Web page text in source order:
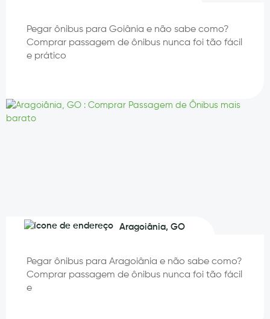
Pegar ônibus para Goiânia e não sabe como?
Comprar passagem de ônibus nunca foi tão fácil
e prático
Aragoiânia, GO
Pegar ônibus para Aragoiânia e não sabe como?
Comprar passagem de ônibus nunca foi tão fácil
e